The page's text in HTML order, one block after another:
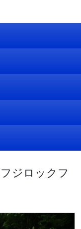
ジロックフ